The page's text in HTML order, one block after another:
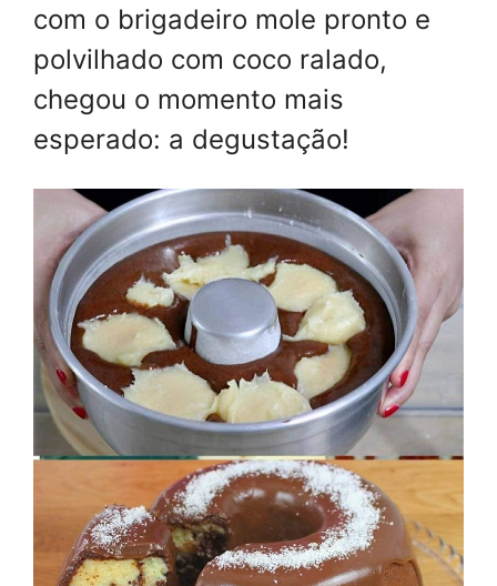
com o brigadeiro mole pronto e
polvilhado com coco ralado,
chegou o momento mais
esperado: a degustação!